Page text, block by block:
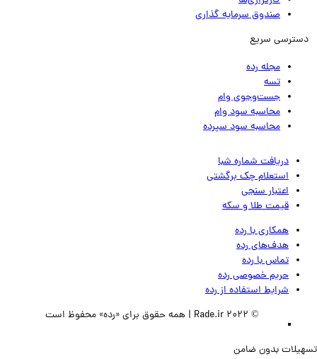
صندوق سرمایه گذاری
سریع
مجله رده
تسه
جست‌وجوی وام
محاسبه سود وام
محاسبه سود سپرده
دریافت شماره شبا
استعلام چک برگشتی
اعتبار سنجی
قیمت طلا و سکه
همکاری با رده
هدف‌های رده
تماس‌ با‌ رده
حریم خصوصی رده
شرایط استفاده از رده
بدون ضامن